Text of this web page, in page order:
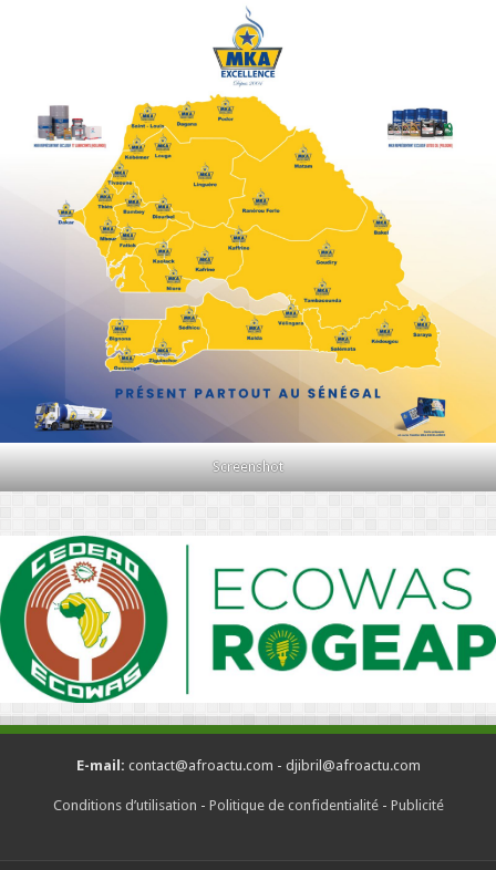
Screenshot
E-mail: contact@afroactu.com - djibril@afroactu.com
Conditions d’utilisation - Politique de confidentialité- Publicité